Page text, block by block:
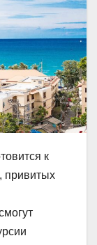
к
привитых